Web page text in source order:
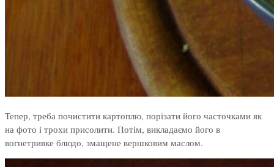
Тепер, треба почистити картоплю, порізати його часточками як
на фото і трохи присолити. Потім, викладаємо його в
вогнетривке блюдо, змащене вершковим маслом.